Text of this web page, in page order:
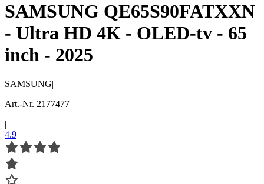
SAMSUNG QE65S90FATXXN
- Ultra HD 4K - OLED-tv - 65
inch - 2025
SAMSUNG|
Art.-Nr. 2177477
|
4.9